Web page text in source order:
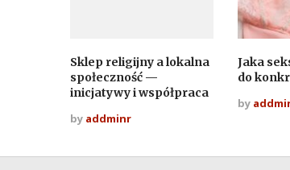
Sklep religijny a lokalna
społeczność —
inicjatywy i współpraca
by addminr
Jaka
do
by